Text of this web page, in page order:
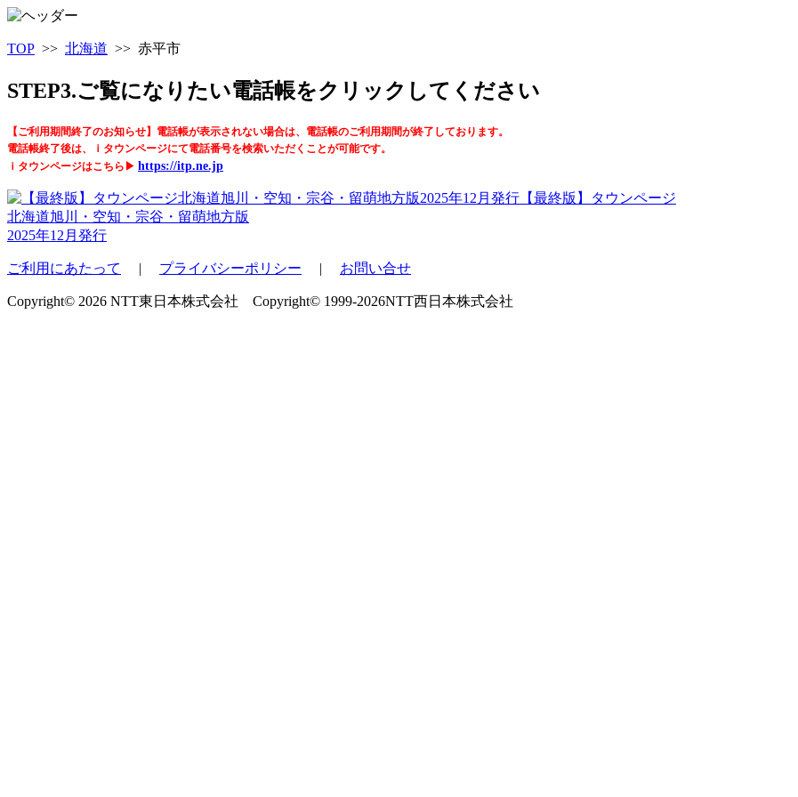
TOP >> 北海道 >> 赤平市
STEP3.ご覧になりたい電話帳をクリックしてください
【ご利用期間終了のお知らせ】電話帳が表示されない場合は、電話帳のご利用期間が終了しております。
電話帳終了後は、ｉタウンページにて電話番号を検索いただくことが可能です。
ｉタウンページはこちら▶ https://itp.ne.jp
【最終版】タウンページ
北海道旭川・空知・宗谷・留萌地方版
2025年12月発行
ご利用にあたって | プライバシーポリシー | お問い合せ
Copyright© 2026 NTT東日本株式会社 Copyright© 1999-2026NTT西日本株式会社